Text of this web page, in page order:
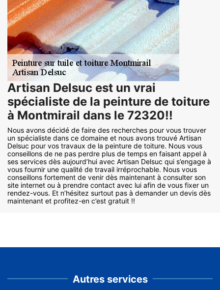
Artisan Delsuc est un vrai
spécialiste de la peinture de toiture
à Montmirail dans le 72320!!
Nous avons décidé de faire des recherches pour vous trouver
un spécialiste dans ce domaine et nous avons trouvé Artisan
Delsuc pour vos travaux de la peinture de toiture. Nous vous
conseillons de ne pas perdre plus de temps en faisant appel à
ses services dès aujourd’hui avec Artisan Delsuc qui s’engage à
vous fournir une qualité de travail irréprochable. Nous vous
conseillons fortement de venir dès maintenant à consulter son
site internet ou à prendre contact avec lui afin de vous fixer un
rendez-vous. Et n’hésitez surtout pas à demander un devis dès
maintenant et profitez-en c’est gratuit !!
Autres services